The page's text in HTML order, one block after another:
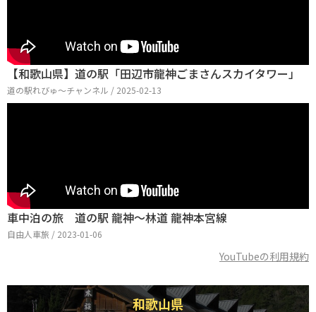
【和歌山県】道の駅「田辺市龍神ごまさんスカイタワー」
道の駅れびゅ〜チャンネル / 2025-02-13
車中泊の旅 道の駅 龍神～林道 龍神本宮線
自由人車旅 / 2023-01-06
YouTubeの利用規約
和歌山県